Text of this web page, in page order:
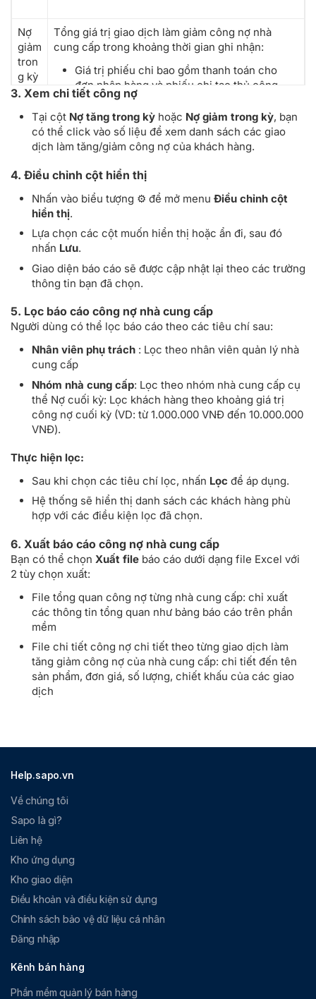
Nợ
giảm
tron
g kỳ
Tổng giá trị giao dịch làm giảm công nợ nhà
cung cấp trong khoảng thời gian ghi nhận:
Giá trị phiếu chi bao gồm thanh toán cho
đơn nhập hàng và phiếu chi tạo thủ công
cho nhà cung cấp
Giá trị hàng trả lại Nhà cung cấp
còn
g kỳ
trong kỳ
Nợ
cuối
Nợ cuối kỳ = Nợ đầu kỳ + Nợ còn trong kỳ
Nợ cuối kỳ dương là cửa hàng đang nợ Nhà cung
hàng
3. Xem chi tiết công nợ
Tại cột Nợ tăng trong kỳ hoặc Nợ giảm trong kỳ, bạn
có thể click vào số liệu để xem danh sách các giao
dịch làm tăng/giảm công nợ của khách hàng.
4. Điều chỉnh cột hiển thị
Nhấn vào biểu tượng ⚙️ để mở menu Điều chỉnh cột
hiển thị.
Lựa chọn các cột muốn hiển thị hoặc ẩn đi, sau đó
nhấn Lưu.
Giao diện báo cáo sẽ được cập nhật lại theo các trường
thông tin bạn đã chọn.
5. Lọc báo cáo công nợ nhà cung cấp
Người dùng có thể lọc báo cáo theo các tiêu chí sau:
Nhân viên phụ trách : Lọc theo nhân viên quản lý nhà
cung cấp
Nhóm nhà cung cấp: Lọc theo nhóm nhà cung cấp cụ
thể Nợ cuối kỳ: Lọc khách hàng theo khoảng giá trị
công nợ cuối kỳ (VD: từ 1.000.000 VNĐ đến 10.000.000
VNĐ).
Thực hiện lọc:
Sau khi chọn các tiêu chí lọc, nhấn Lọc để áp dụng.
Hệ thống sẽ hiển thị danh sách các khách hàng phù
hợp với các điều kiện lọc đã chọn.
6. Xuất báo cáo công nợ nhà cung cấp
Bạn có thể chọn Xuất file báo cáo dưới dạng file Excel với
2 tùy chọn xuất:
File tổng quan công nợ từng nhà cung cấp: chỉ xuất
các thông tin tổng quan như bảng báo cáo trên phần
mềm
File chi tiết công nợ chi tiết theo từng giao dịch làm
tăng giảm công nợ của nhà cung cấp: chi tiết đến tên
sản phẩm, đơn giá, số lượng, chiết khấu của các giao
dịch
Help.sapo.vn
Về chúng tôi
Sapo là gì?
Liên hệ
Kho ứng dụng
Kho giao diện
Điều khoản và điều kiện sử dụng
Chính sách bảo vệ dữ liệu cá nhân
Đăng nhập
Kênh bán hàng
Phần mềm quản lý bán hàng